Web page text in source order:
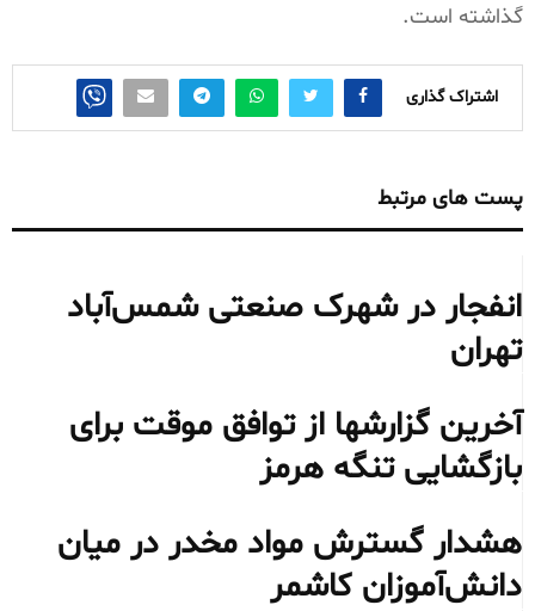
گذاشته است.
اشتراک گذاری
پست های مرتبط
انفجار در شهرک صنعتی شمس‌آباد
تهران
آخرین گزارشها از توافق موقت برای
بازگشایی تنگه هرمز
هشدار گسترش مواد مخدر در میان
دانش‌آموزان کاشمر